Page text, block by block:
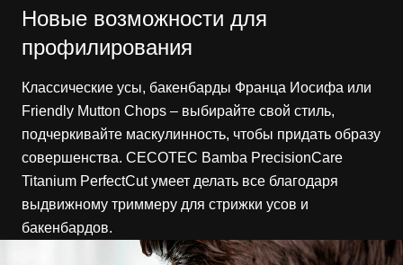
Новые возможности для
профилирования
Классические усы, бакенбарды Франца Иосифа или
Friendly Mutton Chops – выбирайте свой стиль,
подчеркивайте маскулинность, чтобы придать образу
совершенства. CECOTEC Bamba PrecisionCare
Titanium PerfectCut умеет делать все благодаря
выдвижному триммеру для стрижки усов и
бакенбардов.